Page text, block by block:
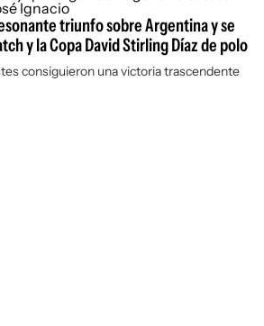
triunfo sobre Argentina y se
y la Copa David Stirling Díaz de polo
consiguieron una victoria trascendente